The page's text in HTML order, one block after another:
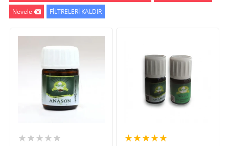
Nevele
FİLTRELERİ KALDIR
★★★★★ ★★★★★